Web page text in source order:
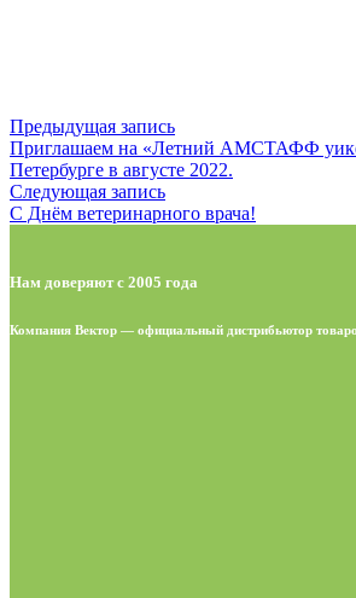
Предыдущая запись
Приглашаем на «Летний АМСТАФФ
Петербурге в августе 2022.
Следующая запись
С Днём ветеринарного врача!
Нам доверяют с 2005 года
Компания Вектор — официальный дистрибьютор